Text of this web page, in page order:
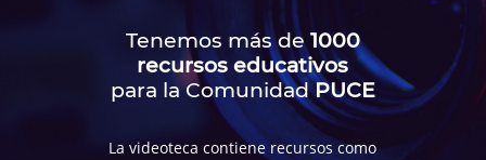
Tenemos más de1000
recursos educativos
para la ComunidadPUCE
La videoteca contiene recursos como